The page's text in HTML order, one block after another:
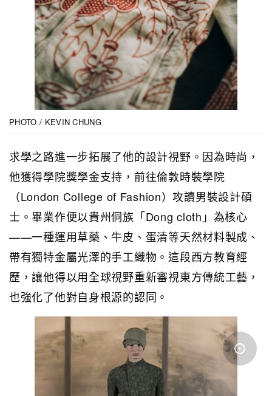
PHOTO / KEVIN CHUNG
求學之路進一步拓展了他的設計視野。因為時尚，
他獲得學院獎學金支持，前往倫敦時裝學院
（London College of Fashion）攻讀男裝設計碩
士。畢業作便以貴州侗族「Dong cloth」為核心
——一種運用草藥、牛皮、蛋清等天然材料製成、
帶有獨特金屬光澤的手工織物。這段西方教育經
歷，讓他得以用全球視野重新審視東方傳統工藝，
也強化了他對自身根源的認同。